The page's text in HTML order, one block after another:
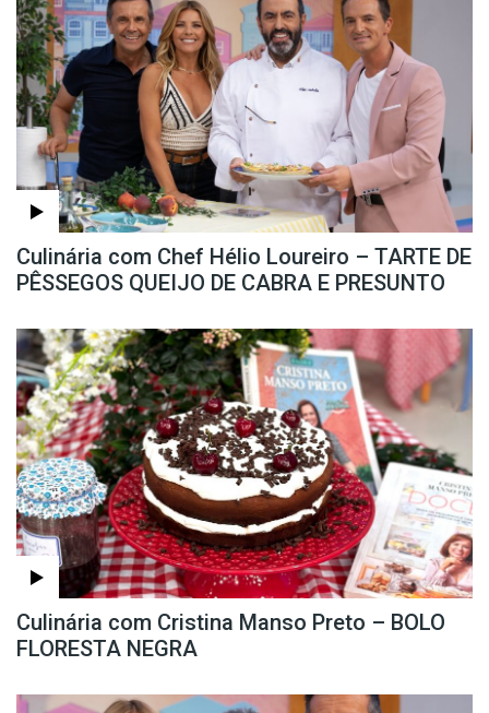
Culinária com Chef Hélio Loureiro – TARTE DE
PÊSSEGOS QUEIJO DE CABRA E PRESUNTO
Culinária com Cristina Manso Preto – BOLO
FLORESTA NEGRA